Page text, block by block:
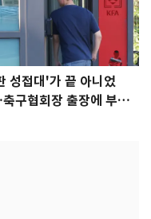
성접대'가 끝 아니었
구협회장 출장에 부인